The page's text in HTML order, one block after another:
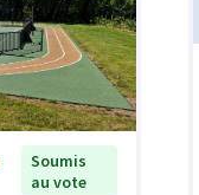
Soumis
au vote